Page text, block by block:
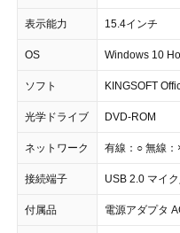
表示能力 15.4インチ
OS Windows 10
ソフト KINGSOFT
光学ドライブ DVD-ROM
ネットワーク 有線：○ 無線：
接続端子 USB 2.0 マイ
付属品 電源アダプタ